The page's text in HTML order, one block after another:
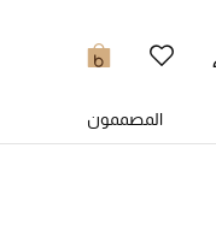
0
المصممون